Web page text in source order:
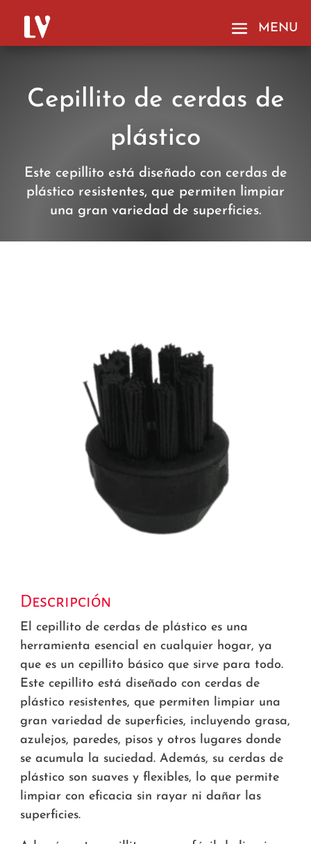
Cepillito de cerdas de
plástico
Este cepillito está diseñado con cerdas de
plástico resistentes, que permiten limpiar
una gran variedad de superficies.
Descripción
El cepillito de cerdas de plástico es una
herramienta esencial en cualquier hogar, ya
que es un cepillito básico que sirve para todo.
Este cepillito está diseñado con cerdas de
plástico resistentes, que permiten limpiar una
gran variedad de superficies, incluyendo grasa,
azulejos, paredes, pisos y otros lugares donde
se acumula la suciedad. Además, su cerdas de
plástico son suaves y flexibles, lo que permite
limpiar con eficacia sin rayar ni dañar las
superficies.